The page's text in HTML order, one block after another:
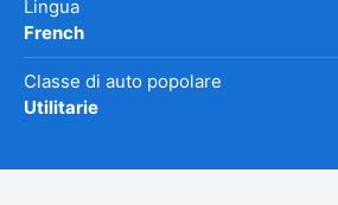
Lingua
French
Classe di auto popolare
Utilitarie